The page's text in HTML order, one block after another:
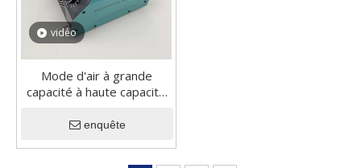
vidéo
Mode d'air à grande
capacité à haute capacité
Mode d'ozone Équipement
enquête